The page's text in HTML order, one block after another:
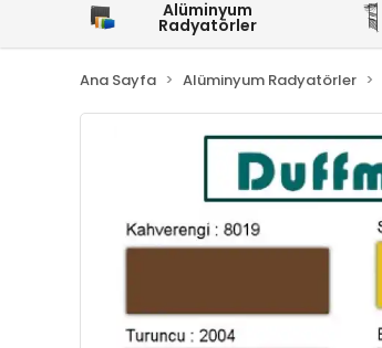
Alüminyum
Radyatörler
Ana Sayfa Alüminyum Radyatörler